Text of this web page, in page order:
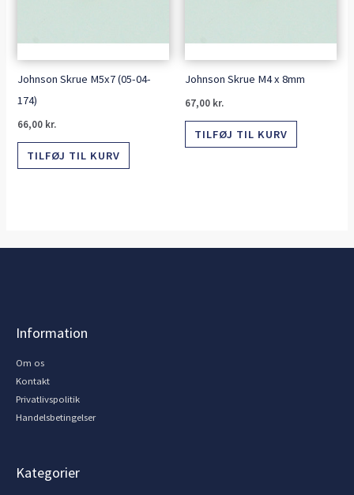
Johnson Skrue M5x7 (05-04-
174)
66,00 kr.
TILFØJ TIL KURV
Johnson Skrue M4 x 8mm
67,00 kr.
TILFØJ TIL KURV
Information
Om os
Kontakt
Privatlivspolitik
Handelsbetingelser
Kategorier